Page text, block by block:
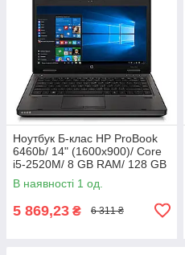
Ноутбук Б-клас HP ProBook
6460b/ 14" (1600x900)/ Core
i5-2520M/ 8 GB RAM/ 128 GB
SSD/ HD Graphic 3000
В наявності 1 од.
5 869,23 ₴ 6 311 ₴